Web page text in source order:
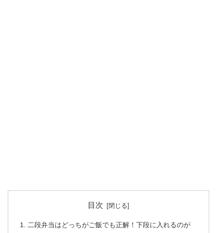
目次
二段弁当はどっちがご飯でも正解！下段に入れるのが